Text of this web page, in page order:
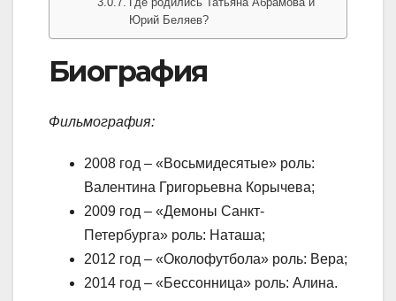
Юрий Беляев?
Биография
Фильмография:
2008 год – «Восьмидесятые» роль:
Валентина Григорьевна Корычева;
2009 год – «Демоны Санкт-
Петербурга» роль: Наташа;
2012 год – «Околофутбола» роль: Вера;
2014 год – «Бессонница» роль: Алина.